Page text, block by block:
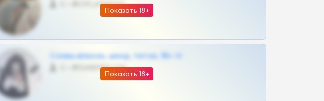
Показать 18+
@OPLATAPODPSK1BOT
Показать 18+
Сливы вписок, шкод, теток, 18+ тг
@DARK15FLOWSBOT